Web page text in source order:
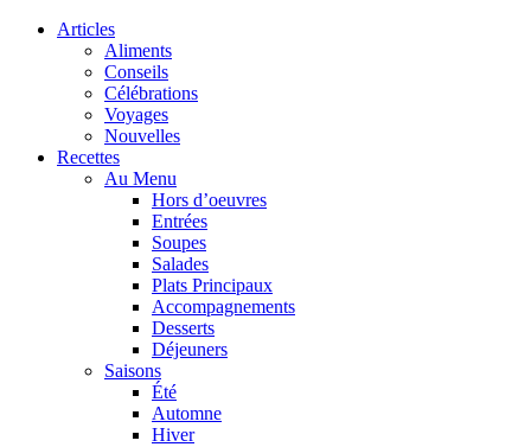
Articles
Aliments
Conseils
Célébrations
Voyages
Nouvelles
Recettes
Au Menu
Hors d’oeuvres
Entrées
Soupes
Salades
Plats Principaux
Accompagnements
Desserts
Déjeuners
Saisons
Été
Automne
Hiver